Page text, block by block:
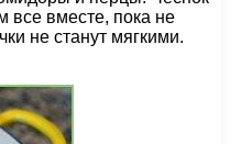
все вместе, пока не
не станут мягкими.